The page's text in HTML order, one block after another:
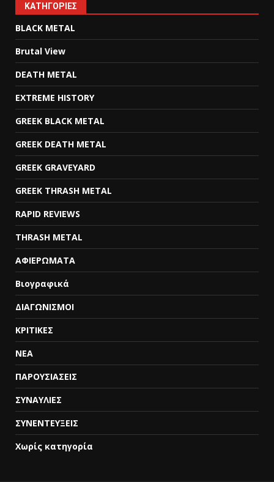
KΑΤΗΓΟΡΊΕΣ
BLACK METAL
Brutal View
DEATH METAL
EXTREME HISTORY
GREEK BLACK METAL
GREEK DEATH METAL
GREEK GRAVEYARD
GREEK THRASH METAL
RAPID REVIEWS
THRASH METAL
ΑΦΙΕΡΩΜΑΤΑ
Βιογραφικά
ΔΙΑΓΩΝΙΣΜΟΙ
ΚΡΙΤΙΚΕΣ
ΝΕΑ
ΠΑΡΟΥΣΙΑΣΕΙΣ
ΣΥΝΑΥΛΙΕΣ
ΣΥΝΕΝΤΕΥΞΕΙΣ
Χωρίς κατηγορία